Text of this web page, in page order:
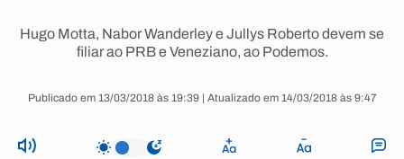
Hugo Motta, Nabor Wanderley e Jullys Roberto devem se
filiar ao PRB e Veneziano, ao Podemos.
Publicado em 13/03/2018 às 19:39 | Atualizado em 14/03/2018 às 9:47